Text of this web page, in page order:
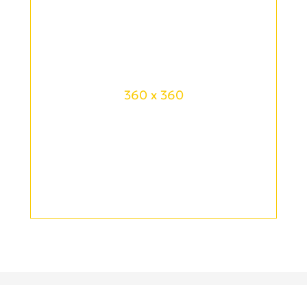
360 x 360